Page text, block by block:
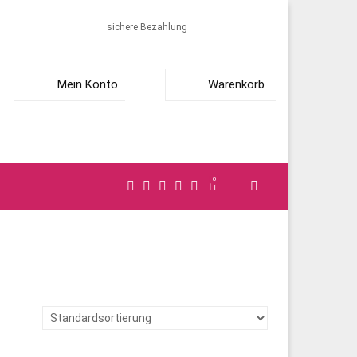
sichere Bezahlung
Mein Konto Warenkorb
0